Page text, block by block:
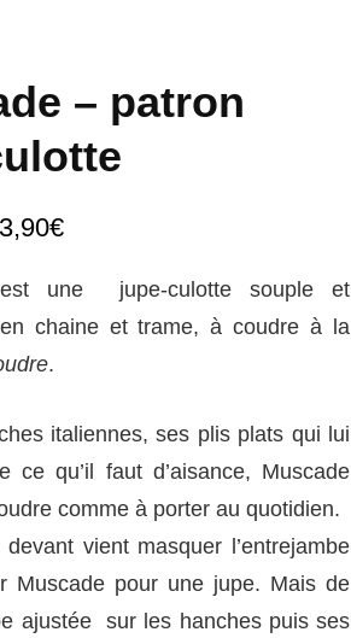
– patron
€Plage
prix :
13,90€
une jupe-culotte souple et
chaine et trame, à coudre à la
.
italiennes, ses plis plats qui lui
ce qu’il faut d’aisance, Muscade
comme à porter au quotidien.
vient masquer l’entrejambe
Muscade pour une jupe. Mais de
ajustée sur les hanches puis ses